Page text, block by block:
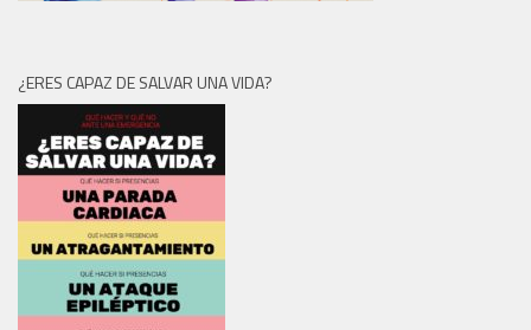
¿ERES CAPAZ DE SALVAR UNA VIDA?